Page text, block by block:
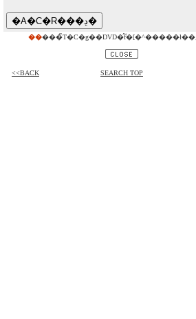
��
<<BACK SEARCH TOP